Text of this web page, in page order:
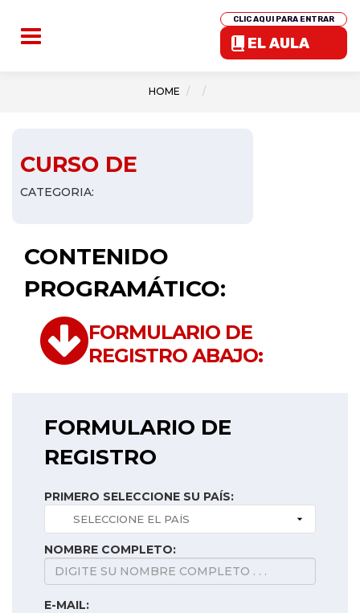
CLIC AQUI PARA ENTRAR
EL AULA
HOME
CURSO DE
CATEGORIA:
CONTENIDO
PROGRAMÁTICO:
FORMULARIO DE
REGISTRO ABAJO:
FORMULARIO DE
REGISTRO
PRIMERO SELECCIONE SU PAÍS:
NOMBRE COMPLETO:
E-MAIL: